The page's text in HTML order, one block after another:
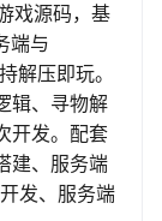
戏源码，基
端与
解压即玩。
辑、寻物解
开发。配套
建、服务端
发、服务端